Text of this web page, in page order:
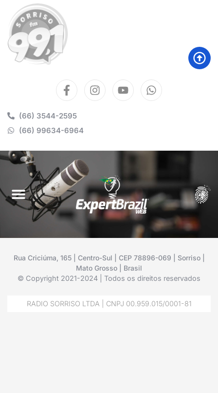
(66) 3544-2595
(66) 99634-6964
Rua Criciúma, 165 | Centro-Sul | CEP 78896-069 | Sorriso |
Mato Grosso | Brasil
© Copyright 2021-2024 | Todos os direitos reservados
RADIO SORRISO LTDA | CNPJ 00.959.015/0001-81